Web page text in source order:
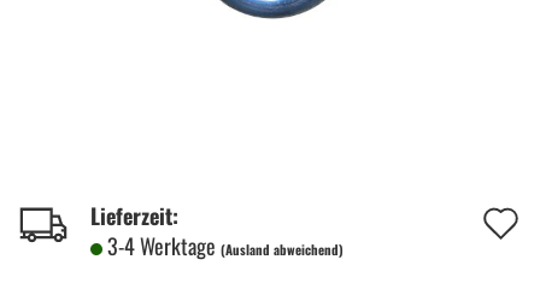
Lieferzeit:
3-4 Werktage (Ausland abweichend)